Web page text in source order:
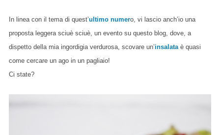
In linea con il tema di quest’ultimo numero, vi lascio anch’io una
proposta leggera sciuè sciuè, un evento su questo blog, dove, a
dispetto della mia ingordigia verdurosa, scovare un’insalata è quasi
come cercare un ago in un pagliaio!
Ci state?